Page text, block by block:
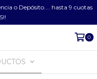
o Depósito.... hasta 9 cuotas
0